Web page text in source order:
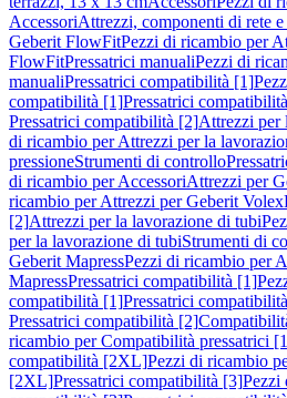
AccessoriAttrezzi, componenti di rete
Geberit FlowFitPezzi di ricambio per
FlowFitPressatrici manualiPezzi di
manualiPressatrici compatibilità [1]
compatibilità [1]Pressatrici
Pressatrici compatibilità [2]Attrezzi per
di ricambio per Attrezzi per la
pressioneStrumenti di controllo
di ricambio per AccessoriAttrezzi per
ricambio per Attrezzi per Geberit Volex
[2]Attrezzi per la lavorazione di tubi
per la lavorazione di tubiStrumenti di
Geberit MapressPezzi di ricambio per
MapressPressatrici compatibilità [1]
compatibilità [1]Pressatrici
Pressatrici compatibilità [2]
ricambio per Compatibilità pressatrici
compatibilità [2XL]Pezzi di ricambio
[2XL]Pressatrici compatibilità [3]Pezzi